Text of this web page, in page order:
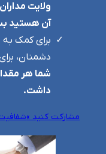
ولایت
آن هستید
برای کمک به
دشمنان،
شما هر
داشت.
مشارکت کنید »